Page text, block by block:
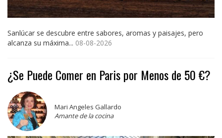
Sanlúcar se descubre entre sabores, aromas y paisajes, pero
alcanza su máxima... 08-08-2026
¿Se Puede Comer en Paris por Menos de 50 €?
Mari Angeles Gallardo
Amante de la cocina